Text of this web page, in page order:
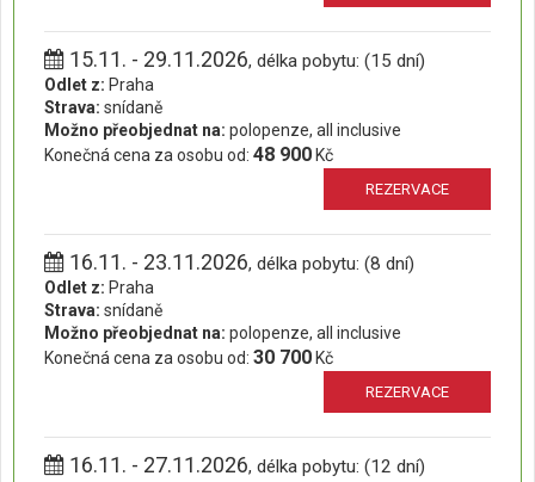
15.11. - 29.11.2026, délka pobytu: (15 dní)
Odlet z: Praha
Strava: snídaně
Možno přeobjednat na: polopenze, all inclusive
Konečná cena za osobu od: 48 900 Kč
REZERVACE
16.11. - 23.11.2026, délka pobytu: (8 dní)
Odlet z: Praha
Strava: snídaně
Možno přeobjednat na: polopenze, all inclusive
Konečná cena za osobu od: 30 700 Kč
REZERVACE
16.11. - 27.11.2026, délka pobytu: (12 dní)